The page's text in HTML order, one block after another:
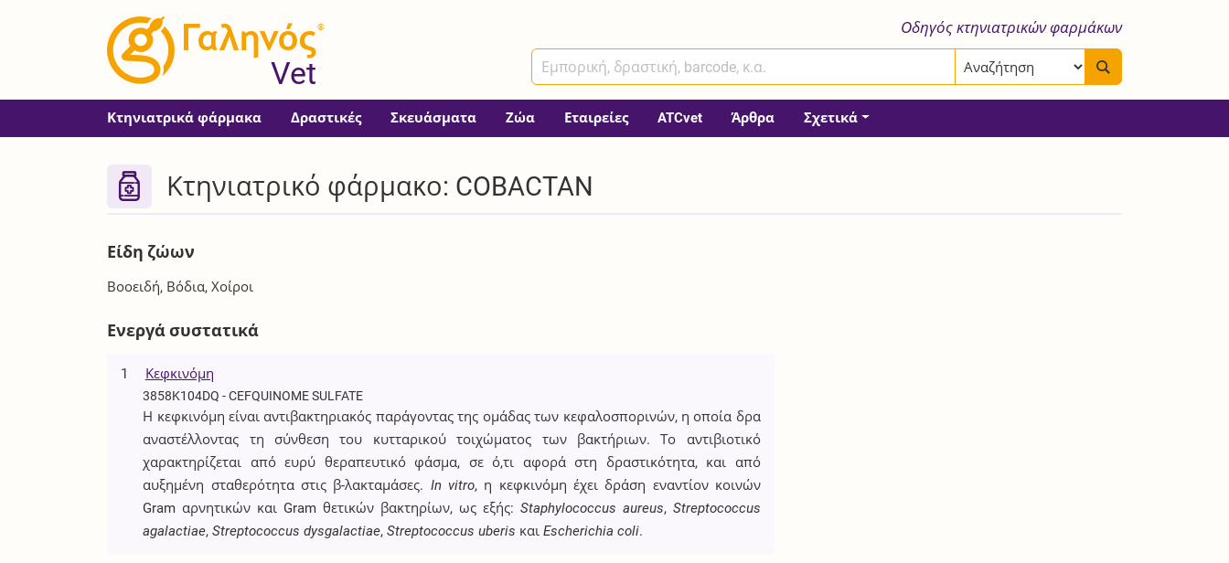
®
Vet
Οδηγός κτηνιατρικών φαρμάκων
Κτηνιατρικά φάρμακα Δραστικές Σκευάσματα Ζώα Εταιρείες ATCvet Άρθρα Σχετικά
Κτηνιατρικό φάρμακο: COBACTAN
Είδη ζώων
Βοοειδή, Βόδια, Χοίροι
Ενεργά συστατικά
1 Κεφκινόμη
3858K104DQ - CEFQUINOME SULFATE
Η κεφκινόμη είναι αντιβακτηριακός παράγοντας της ομάδας των κεφαλοσπορινών, η οποία δρα
αναστέλλοντας τη σύνθεση του κυτταρικού τοιχώματος των βακτήριων. Το αντιβιοτικό
χαρακτηρίζεται από ευρύ θεραπευτικό φάσμα, σε ό,τι αφορά στη δραστικότητα, και από
αυξημένη σταθερότητα στις β-λακταμάσες. In vitro, η κεφκινόμη έχει δράση εναντίον κοινών
Gram αρνητικών και Gram θετικών βακτηρίων, ως εξής: Staphylococcus aureus, Streptococcus
agalactiae,Streptococcus dysgalactiae,Streptococcus uberis καιEscherichia coli.